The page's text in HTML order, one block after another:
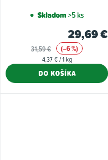
Skladom>5 ks
29,69 €
31,59 € (–6 %)
Jednotková
4,37 € / 1 kg
DO KOŠÍKA